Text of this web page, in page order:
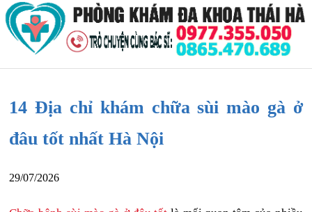
14 Địa chỉ khám chữa sùi mào gà ở
đâu tốt nhất Hà Nội
29/07/2026